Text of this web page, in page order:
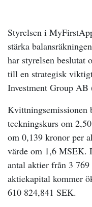
Styrelsen i
stärka
har styrelsen beslutat
till en strategisk
Investment Group AB
Kvittningsemissionen
teckningskurs om
om 0,139 kronor per
värde om 1,6 MSEK.
antal aktier från 3
aktiekapital kommer
610 824,841 SEK.